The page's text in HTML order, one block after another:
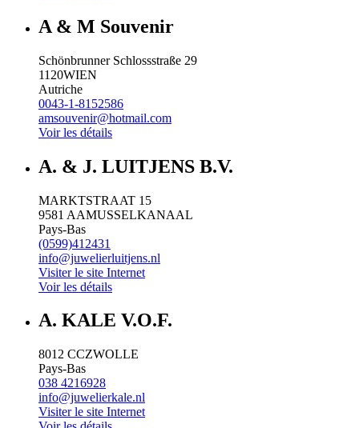
A & M Souvenir
Schönbrunner Schlossstraße 29
1120WIEN
Autriche
0043-1-8152586
amsouvenir@hotmail.com
Voir les détails
A. & J. LUITJENS B.V.
MARKTSTRAAT 15
9581 AAMUSSELKANAAL
Pays-Bas
(0599)412431
info@juwelierluitjens.nl
Visiter le site Internet
Voir les détails
A. KALE V.O.F.
8012 CCZWOLLE
Pays-Bas
038 4216928
info@juwelierkale.nl
Visiter le site Internet